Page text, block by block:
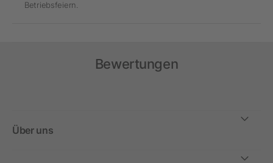
Betriebsfeiern.
Bewertungen
Über uns